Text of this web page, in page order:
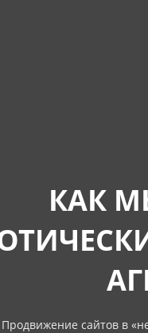
КАК
Продвижение сайтов в